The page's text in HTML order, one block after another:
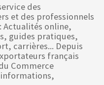
des
et des professionnels
Actualités online,
guides pratiques,
carrières... Depuis
français
Commerce